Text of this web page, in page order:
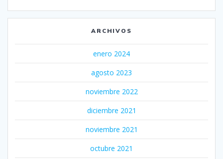
ARCHIVOS
enero 2024
agosto 2023
noviembre 2022
diciembre 2021
noviembre 2021
octubre 2021